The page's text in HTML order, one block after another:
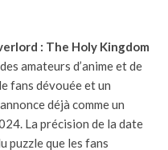
: The Holy Kingdom
amateurs d’anime et de
fans dévouée et un
déjà comme un
La précision de la date
puzzle que les fans